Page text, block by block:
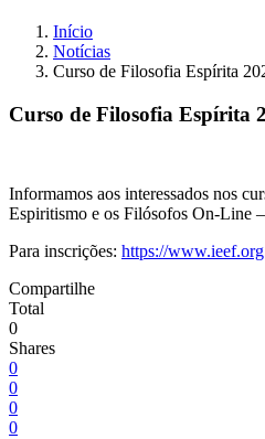
Início
Notícias
Curso de Filosofia Espírita
Curso de Filosofia Espírita
Informamos aos interessados nos
Espiritismo e os Filósofos On-Line
Para inscrições: https://
Compartilhe
Total
0
Shares
0
0
0
0